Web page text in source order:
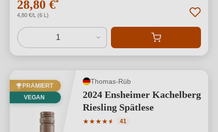
28,80 €*
4,80 €/L (6 L)
1
PRÄMIERT
VEGAN
Thomas-Rüb
2024 Ensheimer Kachelberg
Riesling Spätlese
★★★★★
★
Durchschnittliche Bewertung von 4.93
41